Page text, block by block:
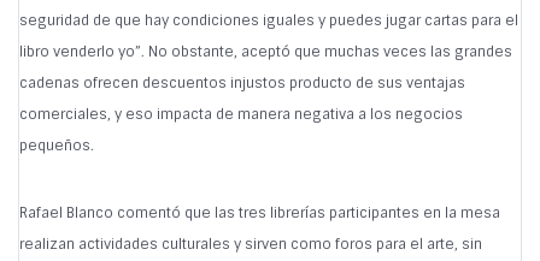
seguridad de que hay condiciones iguales y puedes jugar cartas para el
libro venderlo yo”. No obstante, aceptó que muchas veces las grandes
cadenas ofrecen descuentos injustos producto de sus ventajas
comerciales, y eso impacta de manera negativa a los negocios
pequeños.
Rafael Blanco comentó que las tres librerías participantes en la mesa
realizan actividades culturales y sirven como foros para el arte, sin